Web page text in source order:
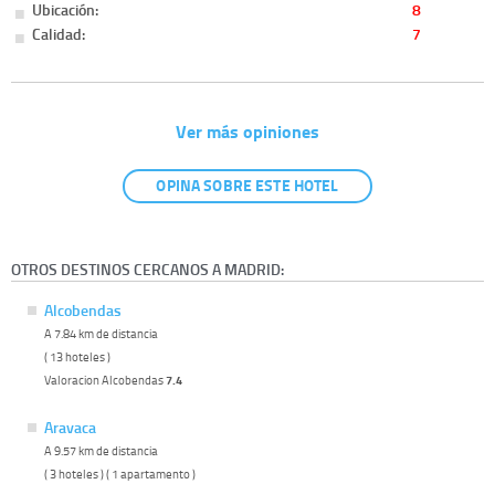
Ubicación:
8
Calidad:
7
Ver más opiniones
OPINA SOBRE ESTE HOTEL
OTROS DESTINOS CERCANOS A MADRID:
Alcobendas
A 7.84 km de distancia
( 13 hoteles )
Valoracion Alcobendas7.4
Aravaca
A 9.57 km de distancia
( 3 hoteles ) ( 1 apartamento )